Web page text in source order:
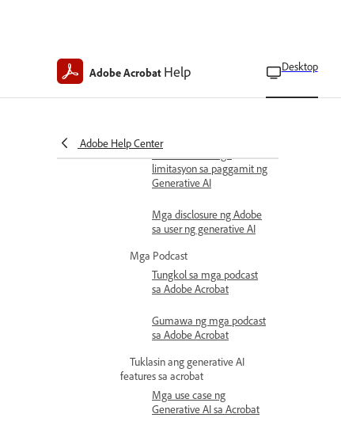
Adobe Acrobat Help Desktop
Adobe Help Center
Pamahalaan ang Acrobat
limitasyon sa paggamit ng
Generative AI
Mga disclosure ng Adobe
sa user ng generative AI
Mga Podcast
Tungkol sa mga podcast
sa Adobe Acrobat
Gumawa ng mga podcast
sa Adobe Acrobat
Tuklasin ang generative AI
features sa acrobat
Mga use case ng
Generative AI sa Acrobat